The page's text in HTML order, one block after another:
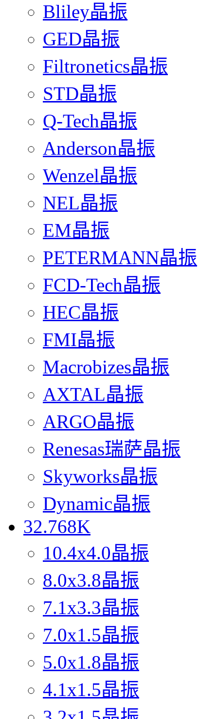
Bliley晶振
GED晶振
Filtronetics晶振
STD晶振
Q-Tech晶振
Anderson晶振
Wenzel晶振
NEL晶振
EM晶振
PETERMANN晶振
FCD-Tech晶振
HEC晶振
FMI晶振
Macrobizes晶振
AXTAL晶振
ARGO晶振
Renesas瑞萨晶振
Skyworks晶振
Dynamic晶振
32.768K
10.4x4.0晶振
8.0x3.8晶振
7.1x3.3晶振
7.0x1.5晶振
5.0x1.8晶振
4.1x1.5晶振